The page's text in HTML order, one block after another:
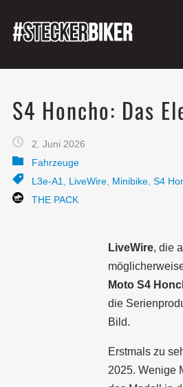
S4 Honcho: Das
2. Juni 2026
Fahrzeuge
L3e-A1
LiveWire Minibike S4
THE PACK
LiveWire, die
Moto S4
die
Bild.
Erstmals zu
2025. Wenige